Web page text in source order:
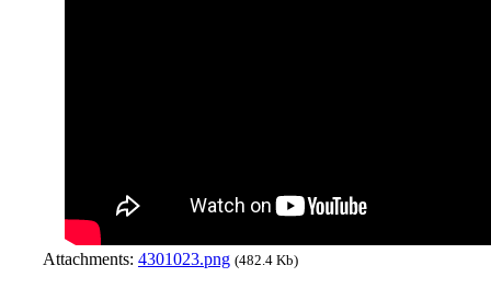
Attachments: 4301023.png (482.4 Kb)